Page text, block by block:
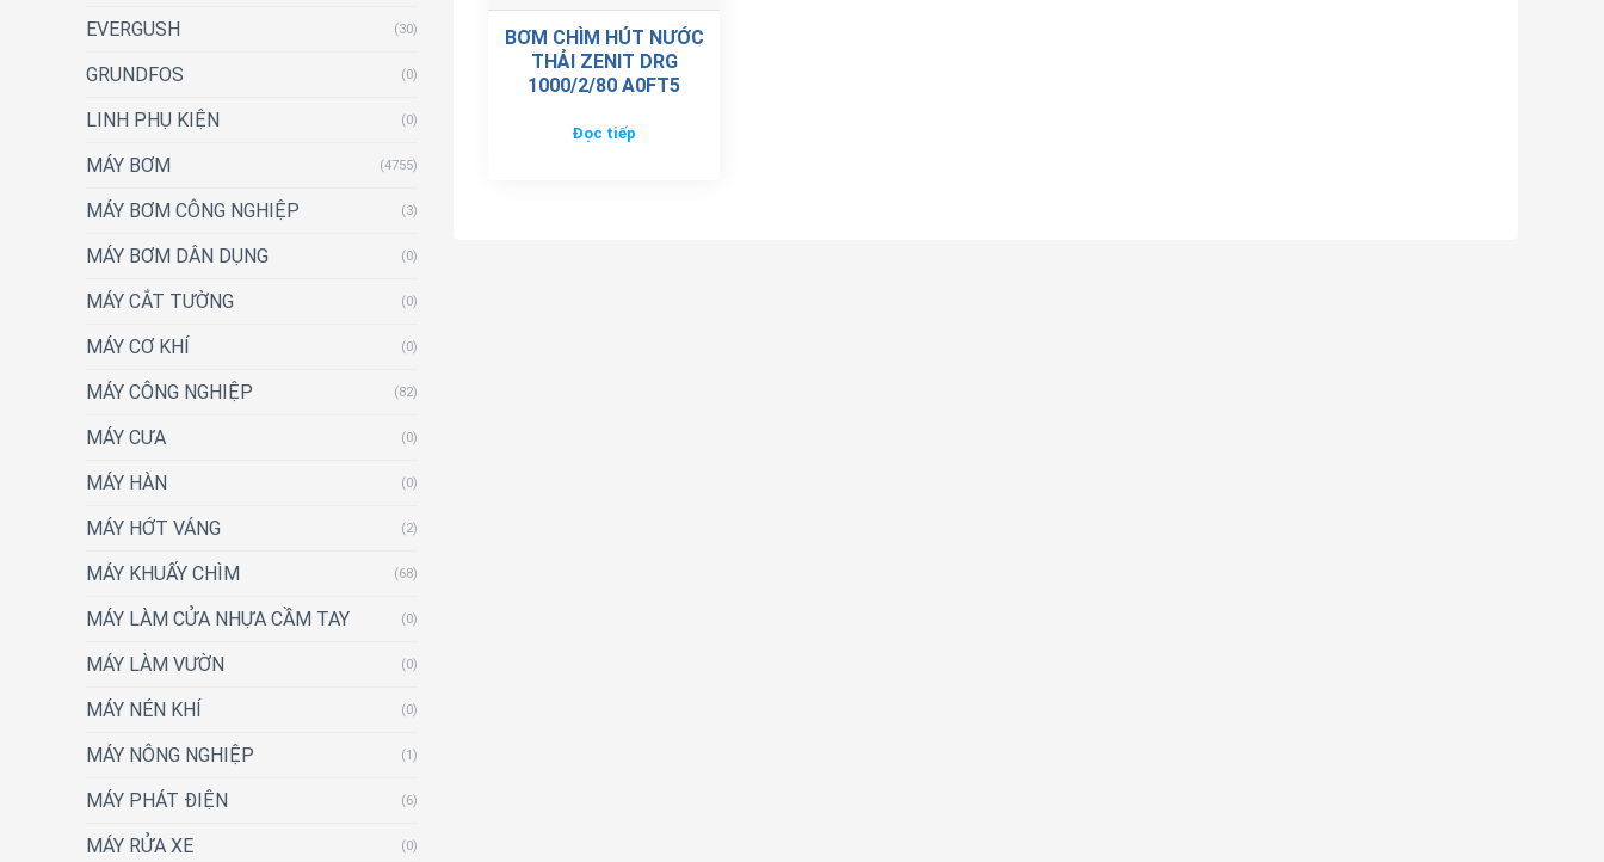
EVERGUSH (30)
GRUNDFOS (0)
LINH PHỤ KIỆN (0)
MÁY BƠM (4755)
MÁY BƠM CÔNG NGHIỆP (3)
MÁY BƠM DÂN DỤNG (0)
MÁY CẮT TƯỜNG (0)
MÁY CƠ KHÍ (0)
MÁY CÔNG NGHIỆP (82)
MÁY CƯA (0)
MÁY HÀN (0)
MÁY HỚT VÁNG (2)
MÁY KHUẤY CHÌM (68)
MÁY LÀM CỬA NHỰA CẦM TAY (0)
MÁY LÀM VƯỜN (0)
MÁY NÉN KHÍ (0)
MÁY NÔNG NGHIỆP (1)
MÁY PHÁT ĐIỆN (6)
MÁY RỬA XE (0)
BƠM CHÌM HÚT NƯỚC
THẢI ZENIT DRG
1000/2/80 A0FT5
Đọc tiếp